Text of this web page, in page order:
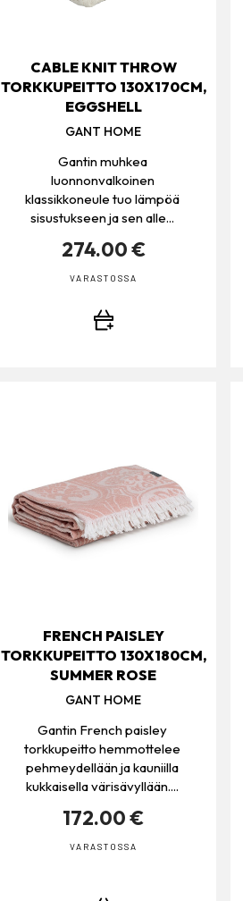
CABLE KNIT THROW
TORKKUPEITTO 130X170CM,
EGGSHELL
GANT HOME
Gantin muhkea
luonnonvalkoinen
klassikkoneule tuo lämpöä
sisustukseen ja sen alle...
274.00 €
VARASTOSSA
FRENCH PAISLEY
TORKKUPEITTO 130X180CM,
SUMMER ROSE
GANT HOME
Gantin French paisley
torkkupeitto hemmottelee
pehmeydellään ja kauniilla
kukkaisella värisävyllään....
172.00 €
VARASTOSSA